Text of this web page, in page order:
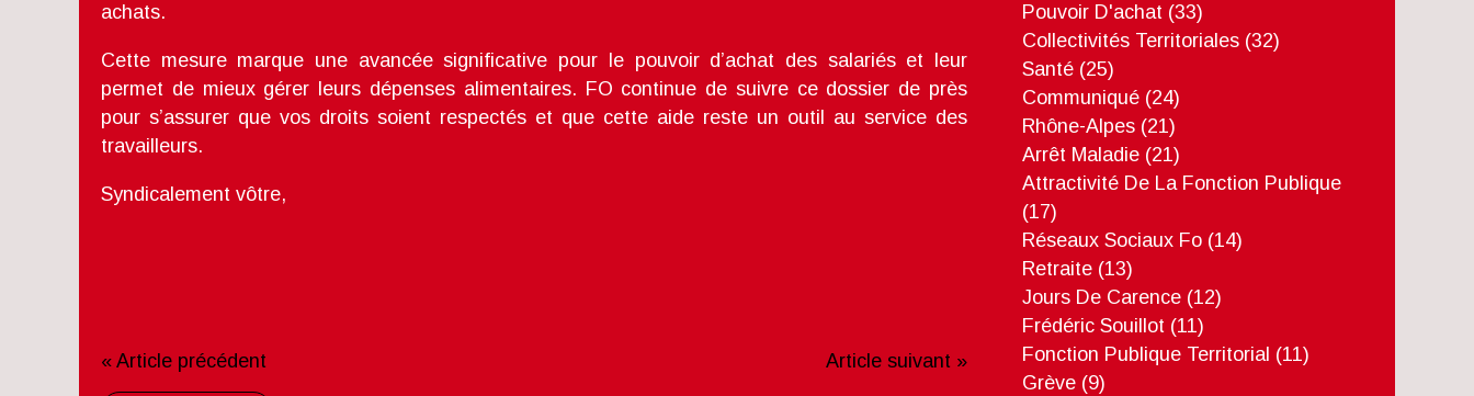
achats.
Cette mesure marque une avancée significative pour le pouvoir d’achat des salariés et leur
permet de mieux gérer leurs dépenses alimentaires. FO continue de suivre ce dossier de près
pour s’assurer que vos droits soient respectés et que cette aide reste un outil au service des
travailleurs.
Syndicalement vôtre,
« Article précédent Article suivant »
Pouvoir D'achat (33)
Collectivités Territoriales (32)
Santé (25)
Communiqué (24)
Rhône-Alpes (21)
Arrêt Maladie (21)
Attractivité De La Fonction Publique
(17)
Réseaux Sociaux Fo (14)
Retraite (13)
Jours De Carence (12)
Frédéric Souillot (11)
Fonction Publique Territorial (11)
Grève (9)